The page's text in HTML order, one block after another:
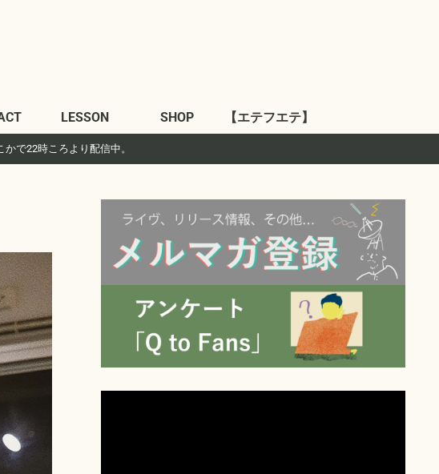
LESSON SHOP 【エテフエテ】
で22時ころより配信中。